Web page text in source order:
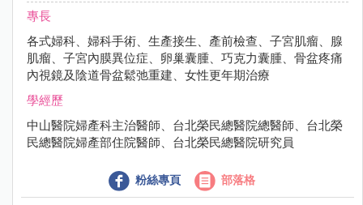
專長
各式婦科、婦科手術、生產接生、產前檢查、子宮肌瘤、腺
肌瘤、子宮內膜異位症、卵巢囊腫、巧克力囊腫、骨盆疼痛
內視鏡及陰道骨盆鬆弛重建、女性更年期治療
學經歷
中山醫院婦產科主治醫師、台北榮民總醫院總醫師、台北榮
民總醫院婦產部住院醫師、台北榮民總醫院研究員
粉絲專頁 部落格